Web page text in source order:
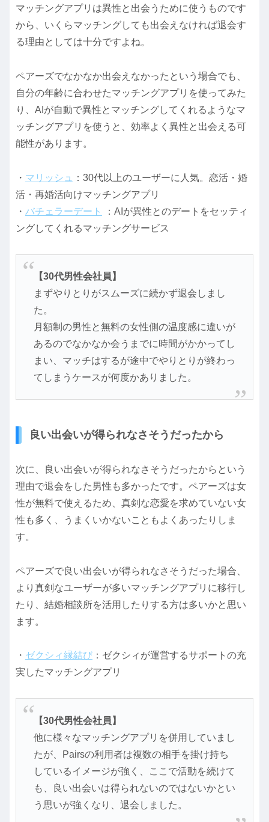
マッチングアプリは異性と出会うために使うものです
から、いくらマッチングしても出会えなければ退会す
る理由としては十分ですよね。
ペアーズでなかなか出会えなかったという場合でも、
自分の年齢に合わせたマッチングアプリを使ってみた
り、AIが自動で異性とマッチングしてくれるようなマ
ッチングアプリを使うと、効率よく異性と出会える可
能性があります。
・ マリッシュ
：30代以上のユーザーに人気。恋活・婚
活・再婚活向けマッチングアプリ
・ バチェラーデート
：AIが異性とのデートをセッティ
ングしてくれるマッチングサービス
【30代男性会社員】
まずやりとりがスムーズに続かず退会しまし
た。
月額制の男性と無料の女性側の温度感に違いが
あるのでなかなか会うまでに時間がかかってし
まい、マッチはするが途中でやりとりが終わっ
てしまうケースが何度かありました。
良い出会いが得られなさそうだったから
次に、良い出会いが得られなさそうだったからという
理由で退会をした男性も多かったです。ペアーズは女
性が無料で使えるため、真剣な恋愛を求めていない女
性も多く、うまくいかないこともよくあったりしま
す。
ペアーズで良い出会いが得られなさそうだった場合、
より真剣なユーザーが多いマッチングアプリに移行し
たり、結婚相談所を活用したりする方は多いかと思い
ます。
・ ゼクシィ縁結び ：ゼクシィが運営するサポートの充
実したマッチングアプリ
【30代男性会社員】
他に様々なマッチングアプリを併用していまし
たが、Pairsの利用者は複数の相手を掛け持ち
しているイメージが強く、ここで活動を続けて
も、良い出会いは得られないのではないかとい
う思いが強くなり、退会しました。